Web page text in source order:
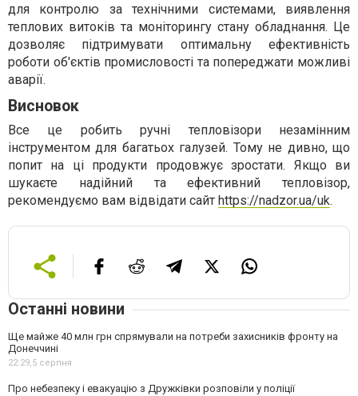
для контролю за технічними системами, виявлення
теплових витоків та моніторингу стану обладнання. Це
дозволяє підтримувати оптимальну ефективність
роботи об'єктів промисловості та попереджати можливі
аварії.
Висновок
Все це робить ручні тепловізори незамінним
інструментом для багатьох галузей. Тому не дивно, що
попит на ці продукти продовжує зростати. Якщо ви
шукаєте надійний та ефективний тепловізор,
рекомендуємо вам відвідати сайт https://nadzor.ua/uk.
Останні новини
Ще майже 40 млн грн спрямували на потреби захисників фронту на
Донеччині
22:29, 5 серпня
Про небезпеку і евакуацію з Дружківки розповіли у поліції